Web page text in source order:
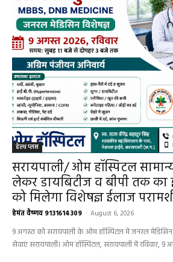
हेल्थ प्लस
सरायपाली/ ओम हॉस्पिटल
लेकर डायबिटीज व बीपी तक
को मिलेगा विशेषज्ञ ईलाज परामर्श
हेमंत वैष्णव 9131614309 - August 6, 2026
9 अगस्त को सरायपाली के ओम हॉस्पिटल में जनरल
सेवाएं सरायपाली। ओम हॉस्पिटल, सरायपाली में रविवार, 9